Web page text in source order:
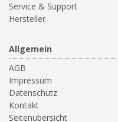
Service & Support
Hersteller
Allgemein
AGB
Impressum
Datenschutz
Kontakt
Seitenübersicht